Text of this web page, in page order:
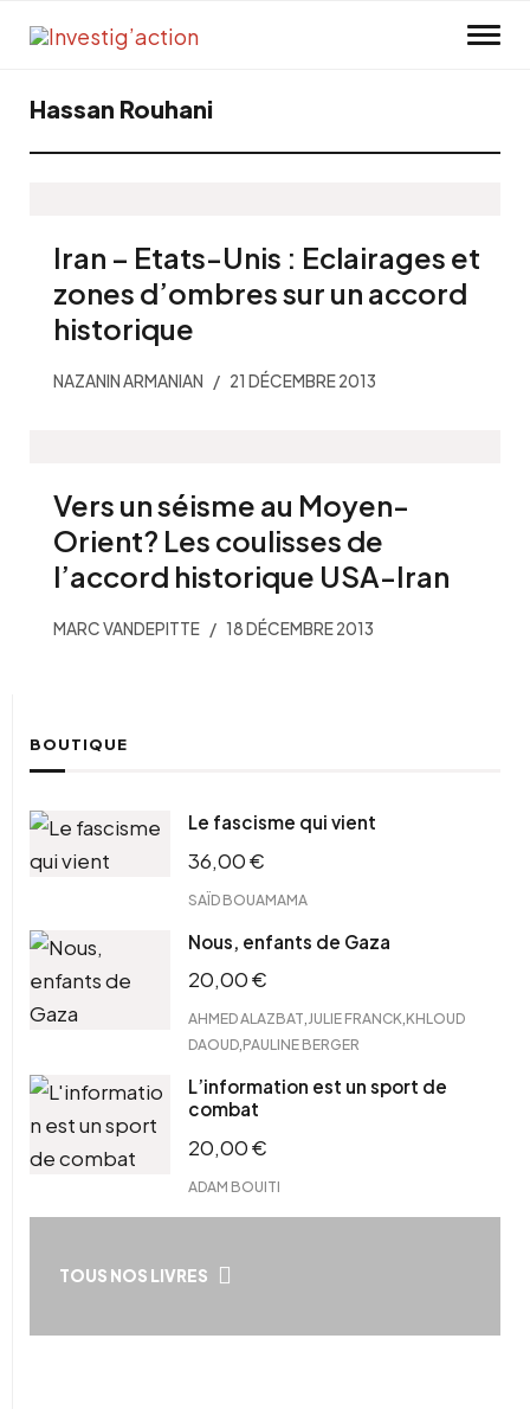
Hassan Rouhani
Iran – Etats-Unis : Eclairages et
zones d’ombres sur un accord
historique
NAZANIN ARMANIAN 21 DÉCEMBRE 2013
Vers un séisme au Moyen-
Orient? Les coulisses de
l’accord historique USA-Iran
MARC VANDEPITTE 18 DÉCEMBRE 2013
BOUTIQUE
Le fascisme qui vient
36,00€
SAÏD BOUAMAMA
Nous, enfants de Gaza
20,00€
AHMED ALAZBAT JULIE FRANCK KHLOUD
DAOUD PAULINE BERGER
L’information est un sport de
combat
20,00€
ADAM BOUITI
TOUS NOS LIVRES